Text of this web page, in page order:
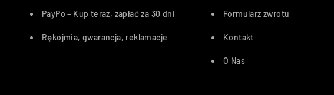
PayPo – Kup teraz, zapłać za 30 dni
Rękojmia, gwarancja, reklamacje
Formularz zwrotu
Kontakt
O Nas